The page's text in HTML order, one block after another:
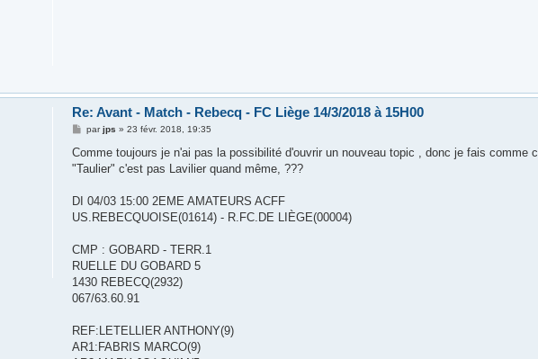
Re: Avant - Match - Rebecq - FC Liège 14/3/2018 à 15H00
M
s
a
parjps »23 févr. 2018, 19:35
Comme toujours je n'ai pas la possibilité d'ouvrir un nouveau topic , donc je fais comme
"Taulier" c'est pas Lavilier quand même, ???
DI 04/03 15:00 2EME AMATEURS ACFF
US.REBECQUOISE(01614) - R.FC.DE LIÈGE(00004)
CMP : GOBARD - TERR.1
RUELLE DU GOBARD 5
1430 REBECQ(2932)
067/63.60.91
REF:LETELLIER ANTHONY(9)
AR1:FABRIS MARCO(9)